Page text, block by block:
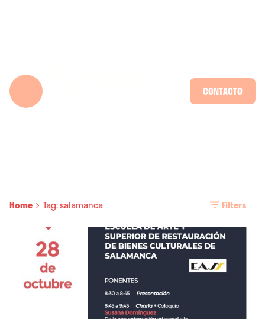
CONTACTO
Home Tag: salamanca Filters